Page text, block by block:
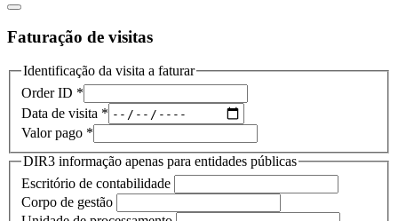
Faturação de visitas
Identificação da visita a faturar
Order ID *
Data de visita *
Valor pago *
DIR3 informação apenas para entidades públicas
Escritório de contabilidade
Corpo de gestão